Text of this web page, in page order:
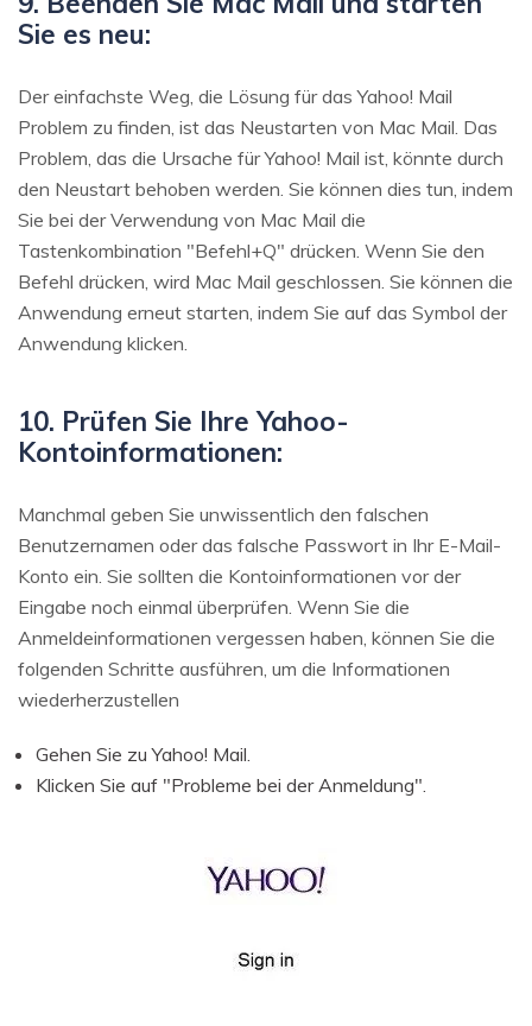
Sie es neu:
Der einfachste Weg, die Lösung für das Yahoo! Mail
Problem zu finden, ist das Neustarten von Mac Mail. Das
Problem, das die Ursache für Yahoo! Mail ist, könnte durch
den Neustart behoben werden. Sie können dies tun, indem
Sie bei der Verwendung von Mac Mail die
Tastenkombination "Befehl+Q" drücken. Wenn Sie den
Befehl drücken, wird Mac Mail geschlossen. Sie können die
Anwendung erneut starten, indem Sie auf das Symbol der
Anwendung klicken.
10. Prüfen Sie Ihre Yahoo-
Kontoinformationen:
Manchmal geben Sie unwissentlich den falschen
Benutzernamen oder das falsche Passwort in Ihr E-Mail-
Konto ein. Sie sollten die Kontoinformationen vor der
Eingabe noch einmal überprüfen. Wenn Sie die
Anmeldeinformationen vergessen haben, können Sie die
folgenden Schritte ausführen, um die Informationen
wiederherzustellen
Gehen Sie zu Yahoo! Mail.
Klicken Sie auf "Probleme bei der Anmeldung".